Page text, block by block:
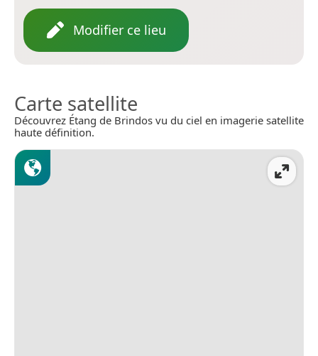
Modifier ce lieu
Carte satellite
Découvrez Étang de Brindos vu du ciel en imagerie satellite
haute définition.